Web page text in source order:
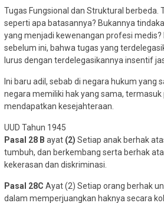
Tugas Fungsional dan Struktural berbeda.
seperti apa batasannya? Bukannya
yang menjadi kewenangan profesi medis?
sebelum ini, bahwa tugas yang
lurus dengan terdelegasikannya insentif
Ini baru adil, sebab di negara hukum yang
negara memiliki hak yang sama,
mendapatkan kesejahteraan.
UUD Tahun 1945
Pasal 28 B ayat (2) Setiap anak berhak
tumbuh, dan berkembang serta berhak
kekerasan dan diskriminasi.
Pasal 28C Ayat (2) Setiap orang berhak
dalam memperjuangkan haknya secara